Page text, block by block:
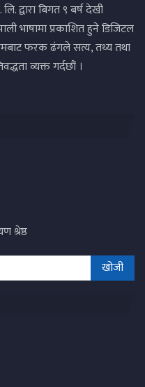
द्वारा बिगत ९ बर्ष देखी
भाषामा प्रकाशित हुने डिजिटल
फरक ढंगले सत्य, तथ्य तथा
व्यक्त गर्दछौं ।
श्रेष्ठ